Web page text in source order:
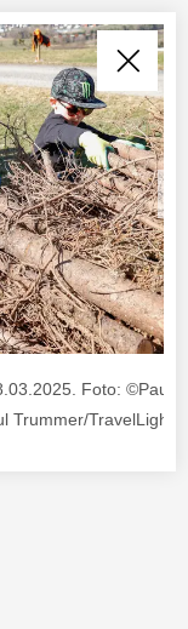
Foto: ©Paul
Trummer/